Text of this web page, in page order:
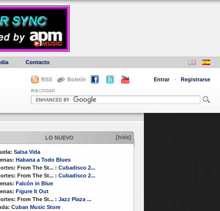
Contacto
RSS Boletín Entrar · Registrarse
POR CIUDAD
LO NUEVO [hide]
Salsa Vida
Habana a Todo Blues
From The St... : Cubadisco 2...
From The St... : Cubadisco 2...
Falcón in Blue
Figure It Out
From The St... : Jazz Plaza ...
Cuban Music Store